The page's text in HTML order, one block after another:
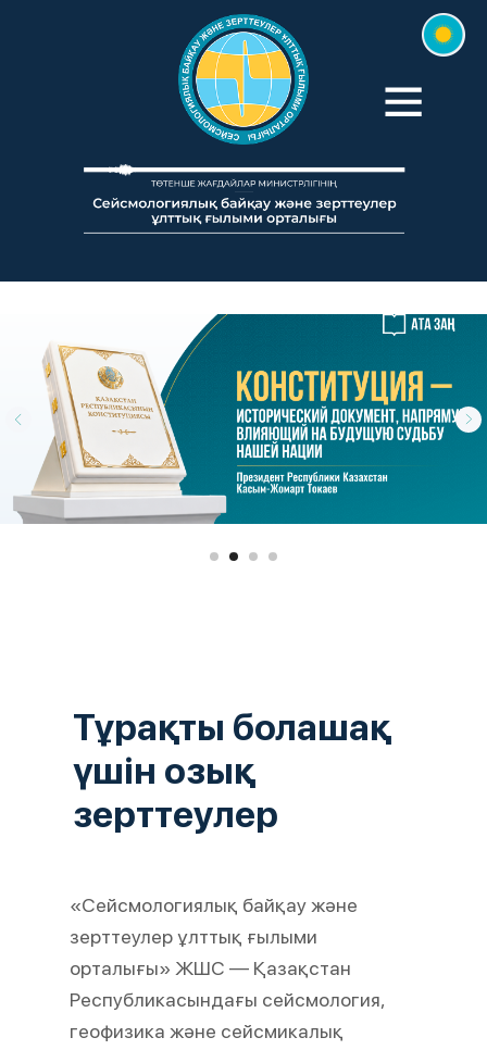
Тұрақты болашақ
үшін озық
зерттеулер
«Сейсмологиялық байқау және
зерттеулер ұлттық ғылыми
орталығы» ЖШС — Қазақстан
Республикасындағы сейсмология,
геофизика және сейсмикалық